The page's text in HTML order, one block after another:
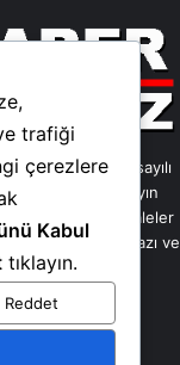
sitemiz 5846 sayılı
uygun olarak yayın
haberler ve makaleler
Yayınlanan yazı ve
sorumludur.
YouTube
TikTok
trafiği
çerezlere
Kabul
tıklayın.
Reddet